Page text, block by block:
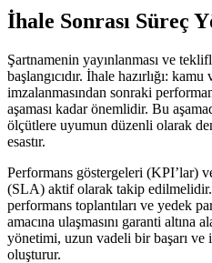
İhale Sonrası Süreç
Şartnamenin yayınlanması ve
başlangıcıdır. İhale hazırlığı:
imzalanmasından sonraki
aşaması kadar önemlidir. Bu
ölçütlere uyumun düzenli olarak
esastır.
Performans göstergeleri (KPI’lar)
(SLA) aktif olarak takip
performans toplantıları ve yedek
amacına ulaşmasını garanti altına
yönetimi, uzun vadeli bir başarı
oluşturur.